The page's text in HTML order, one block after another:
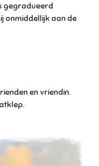
gegradueerd
onmiddellijk aan de
en vriendin.